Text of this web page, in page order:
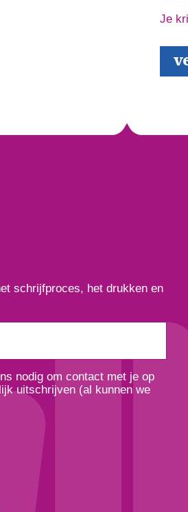
Je
schrijfproces, het drukken en
nodig om contact met je op
uitschrijven (al kunnen we